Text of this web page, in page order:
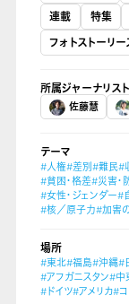
連載
特集
フォトストーリー
所属ジャーナリスト
佐藤慧
テーマ
#人権#差別#難民#
#貧困・格差#災害・
#女性・ジェンダー#
#核／原子力#加害
場所
#東北#福島#沖縄#
#アフガニスタン#中
#ドイツ#アメリカ#